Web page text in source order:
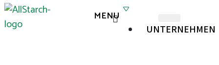
UNTERNEHMEN